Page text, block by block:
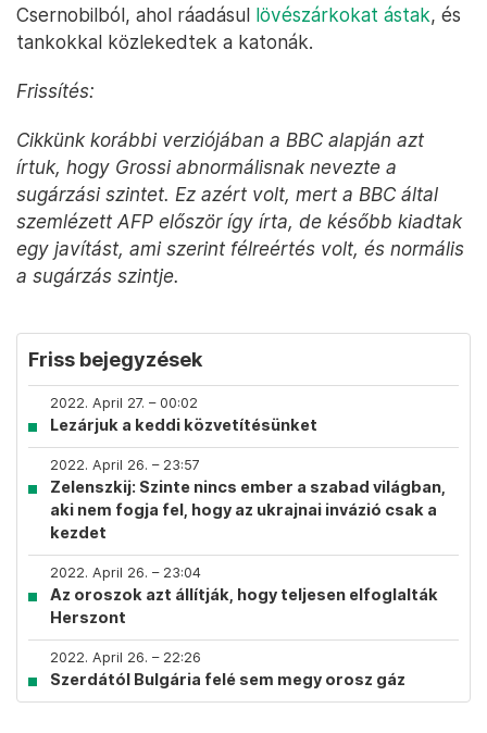
Csernobilból, ahol ráadásul lövészárkokat ástak, és
tankokkal közlekedtek a katonák.
Frissítés:
Cikkünk korábbi verziójában a BBC alapján azt
írtuk, hogy Grossi abnormálisnak nevezte a
sugárzási szintet. Ez azért volt, mert a BBC által
szemlézett AFP először így írta, de később kiadtak
egy javítást, ami szerint félreértés volt, és normális
a sugárzás szintje.
Friss bejegyzések
2022. April 27. – 00:02
Lezárjuk a keddi közvetítésünket
2022. April 26. – 23:57
Zelenszkij: Szinte nincs ember a szabad világban,
aki nem fogja fel, hogy az ukrajnai invázió csak a
kezdet
2022. April 26. – 23:04
Az oroszok azt állítják, hogy teljesen elfoglalták
Herszont
2022. April 26. – 22:26
Szerdától Bulgária felé sem megy orosz gáz